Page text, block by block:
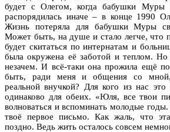
будет с Олегом, когда бабушки Муры
распорядилась иначе – в конце 1990
Жизнь потеряла для бабушки Муры
Может быть, на душе и стало легче, что
будет скитаться по интернатам и
была окружена её заботой и теплом.
незачем. И всё-таки она прожила ещё
быть, ради меня и общения со мной,
реальной внучкой? Для кого из нас
одинаково для обеих. «Юля, все твои
волноваться и вспоминать молодые
твоё первое письмо. Как жаль, что
поздно. Ведь жить осталось совсем